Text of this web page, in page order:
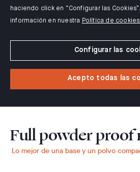
haciendo click en “Configurar las
información en nuestra Política de cookies.
Configurar las
Acepto todas las
Full powder proof
Lo mejor de una base y un polvo